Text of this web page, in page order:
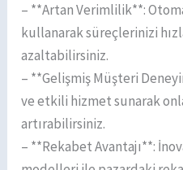
– **Artan Verimlilik**:
kullanarak süreçlerinizi
azaltabilirsiniz.
– **Gelişmiş Müşteri
ve etkili hizmet sunarak
artırabilirsiniz.
– **Rekabet Avantajı**: